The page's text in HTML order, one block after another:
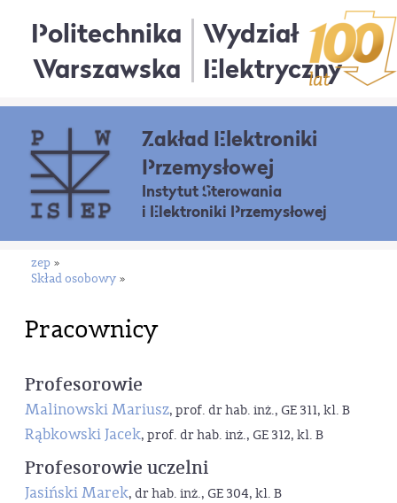
Politechnika
Warszawska
Wydział
Elektryczny
Zakład Elektroniki
Przemysłowej
Instytut Sterowania
i Elektroniki Przemysłowej
zep »
Skład osobowy »
Pracownicy
Profesorowie
Malinowski Mariusz, prof. dr hab. inż., GE 311, kl. B
Rąbkowski Jacek, prof. dr hab. inż., GE 312, kl. B
Profesorowie uczelni
Jasiński Marek, dr hab. inż., GE 304, kl. B